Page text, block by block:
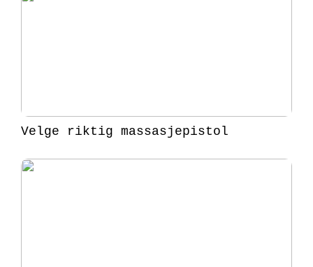
Velge riktig massasjepistol